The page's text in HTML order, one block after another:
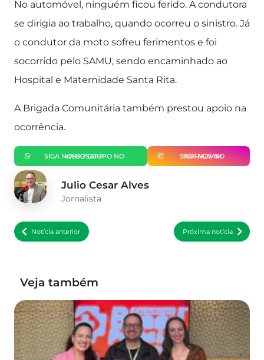
No automóvel, ninguém ficou ferido. A condutora
se dirigia ao trabalho, quando ocorreu o sinistro. Já
o condutor da moto sofreu ferimentos e foi
socorrido pelo SAMU, sendo encaminhado ao
Hospital e Maternidade Santa Rita.
A Brigada Comunitária também prestou apoio na
ocorrência.
SIGA NOSSO GRUPO NO WHATSAPP SIGA-NOS NO INSTAGRAM
Julio Cesar Alves
Jornalista
Notícia anterior Próxima notícia
Veja também